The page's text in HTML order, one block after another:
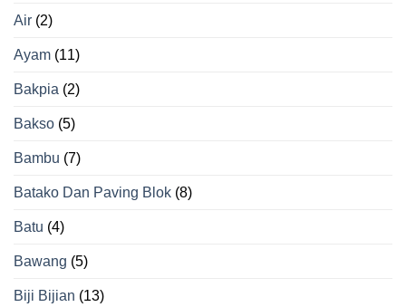
Air (2)
Ayam (11)
Bakpia (2)
Bakso (5)
Bambu (7)
Batako Dan Paving Blok (8)
Batu (4)
Bawang (5)
Biji Bijian (13)